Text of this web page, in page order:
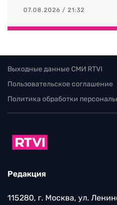
07.08.2026 / 21:32
Выходные данные СМИ RTVI
Пользовательское соглашение
Политика обработки
Редакция
115280, г. Москва, ул.